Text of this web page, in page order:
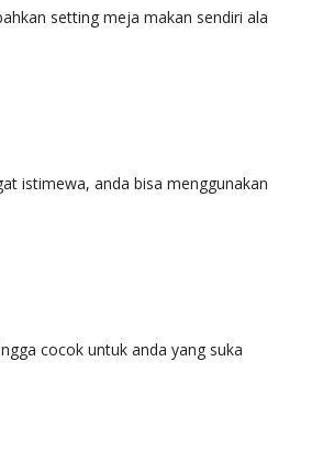
setting meja makan sendiri ala
istimewa, anda bisa menggunakan
cocok untuk anda yang suka